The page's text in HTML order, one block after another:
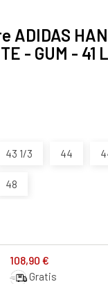
ADIDAS
- GUM - 41
43 1/3 44
48
108,90 €
Gratis